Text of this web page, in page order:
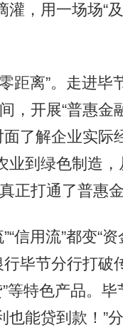
灌，用一场场“
离”。走进毕
，开展“普惠金
了解企业实际
业到绿色制造
打通了普惠金
用流”都变“资
毕节分行打破
”等特色产品。
能贷到款！”